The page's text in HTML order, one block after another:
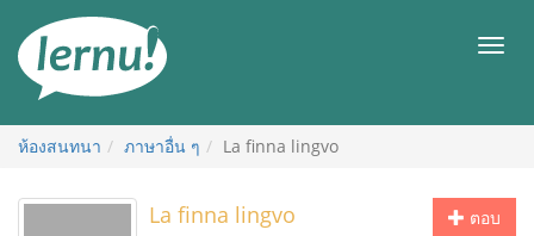
สารบัญ
เมนู
ห้องสนทนา ภาษาอื่น ๆ La finna lingvo
ตอบ
La finna lingvo